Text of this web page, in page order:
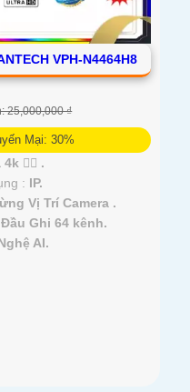
VPH-N4464H8
25,000,000 ₫
Mại: 30%
👍🏾 .
: IP.
Vị Trí Camera .
Đầu Ghi 64 kênh.
AI.